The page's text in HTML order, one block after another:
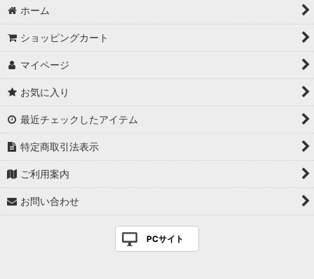
ホーム
ショッピングカート
マイページ
お気に入り
最近チェックしたアイテム
特定商取引法表示
ご利用案内
お問い合わせ
PCサイト